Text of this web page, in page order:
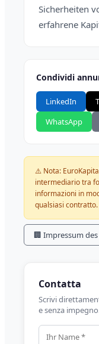
Sicherheiten
erfahrene
Condividi
LinkedIn
WhatsApp
⚠️ Nota:
intermediario tra
informazioni in
qualsiasi contratto.
🏢 Impressum
Contatta
Scrivi
e senza